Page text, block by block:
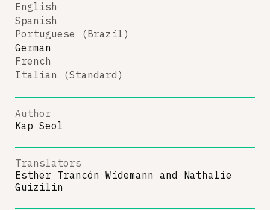
English
Spanish
Portuguese (Brazil)
German
French
Italian (Standard)
Author
Kap Seol
Translators
Esther Trancón Widemann and Nathalie
Guizilin